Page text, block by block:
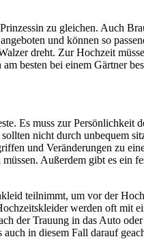
zu gleichen. Auch
und können so
dreht. Zur Hochzeit
besten bei einem Gärtner
Es muss zur Persönlichkeit
nicht durch unbequem
und Veränderungen zu
Außerdem gibt es ein
teilnimmt, um vor der
werden oft mit
der Trauung in das Auto
in diesem Fall darauf